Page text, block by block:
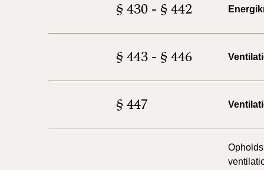
§ 430 - § 442
§ 443 - § 446
§ 447